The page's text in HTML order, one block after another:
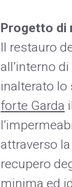
Progetto di
Il restauro
all’interno
inalterato lo
forte Garda
attraverso
recupero